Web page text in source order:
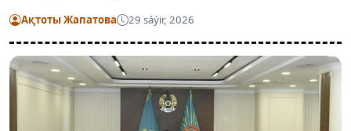
Ақтоты Жапатова 29 sáýir, 2026